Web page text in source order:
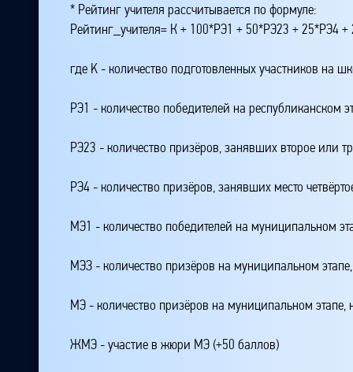
* Рейтинг учителя рассчитывается по формуле:
Рейтинг_учителя= К + 100*РЭ1 + 50*РЭ23 +
где K - количество подготовленных участников на
РЭ1 - количество победителей на республиканском
РЭ23 - количество призёров, занявших второе или
РЭ4 - количество призёров, занявших место
МЭ1 - количество победителей на муниципальном
МЭЗ - количество призёров на муниципальном
МЭ - количество призёров на муниципальном
ЖМЭ - участие в жюри МЭ (+50 баллов)